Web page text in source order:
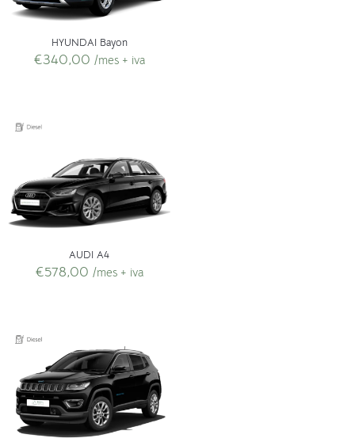
HYUNDAI Bayon
€340,00 /mes + iva
AUDI A4
€578,00 /mes + iva